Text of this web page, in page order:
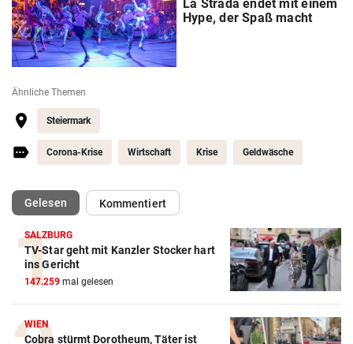
La Strada endet mit einem
Hype, der Spaß macht
Ähnliche Themen
Steiermark
Corona-Krise Wirtschaft Krise Geldwäsche
Gelesen(ausgewählt)Kommentiert
SALZBURG
TV-Star geht mit Kanzler Stocker hart
ins Gericht
147.259 mal gelesen
WIEN
Cobra stürmt Dorotheum, Täter ist